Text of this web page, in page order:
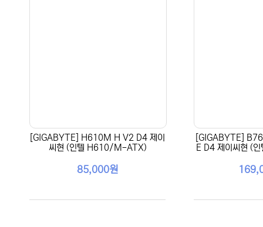
[GIGABYTE] H610M H V2 D4 제이
씨현 (인텔 H610/M-ATX)
85,000원
[GIGABYTE]
E D4 제이씨현 (